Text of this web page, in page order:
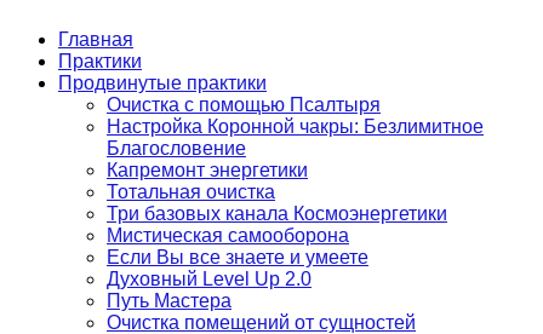
Главная
Практики
Продвинутые практики
Очистка с помощью Псалтыря
Настройка Коронной чакры: Безлимитное
Благословение
Капремонт энергетики
Тотальная очистка
Три базовых канала Космоэнергетики
Мистическая самооборона
Если Вы все знаете и умеете
Духовный Level Up 2.0
Путь Мастера
Очистка помещений от сущностей